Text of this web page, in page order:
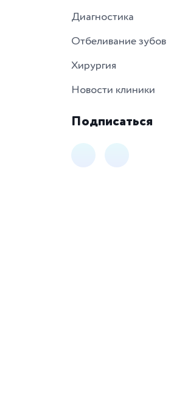
Диагностика
Отбеливание зубов
Хирургия
Новости клиники
Подписаться